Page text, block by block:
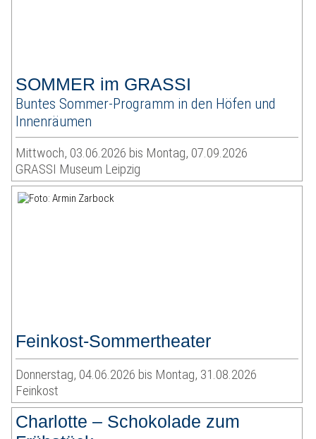
SOMMER im GRASSI
Buntes Sommer-Programm in den Höfen und
Innenräumen
Mittwoch, 03.06.2026 bis Montag, 07.09.2026
GRASSI Museum Leipzig
Feinkost-Sommertheater
Donnerstag, 04.06.2026 bis Montag, 31.08.2026
Feinkost
Charlotte – Schokolade zum